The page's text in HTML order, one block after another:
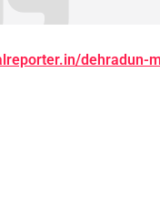
dehradun-